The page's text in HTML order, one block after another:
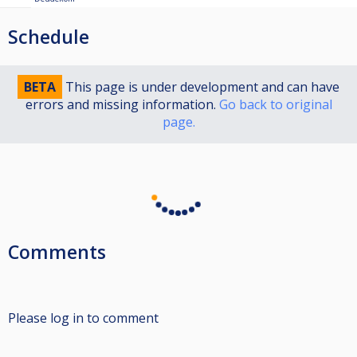
Top 32 van het eindtoernooi krijgt prijzengeld
Schedule
BETA This page is under development and can have
errors and missing information. Go back to original
page.
Comments
Please log in to comment